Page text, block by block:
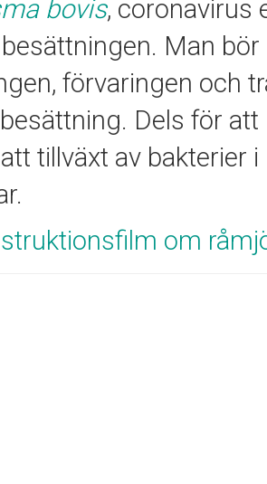
bovis, coronavirus
Man
förvaringen och
Dels för
tillväxt av bakterier
om